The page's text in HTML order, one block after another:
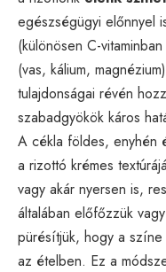
egészségügyi előnnyel
(különösen C-
(vas, kálium,
tulajdonságai révén
szabadgyökök káros
A cékla földes, enyhén
a rizottó krémes
vagy akár nyersen is,
általában előfőzzük
pürésítjük, hogy a
az ételben. Ez a